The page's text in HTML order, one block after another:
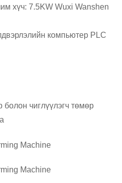
хүч: 7.5KW Wuxi Wanshen
компьютер PLC
болон чиглүүлэгч төмөр